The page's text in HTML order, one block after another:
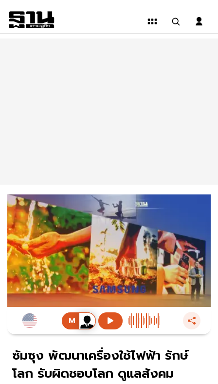
ซัมซุง พัฒนาเครื่องใช้ไฟฟ้า รักษ์
โลก รับผิดชอบโลก ดูแลสังคม